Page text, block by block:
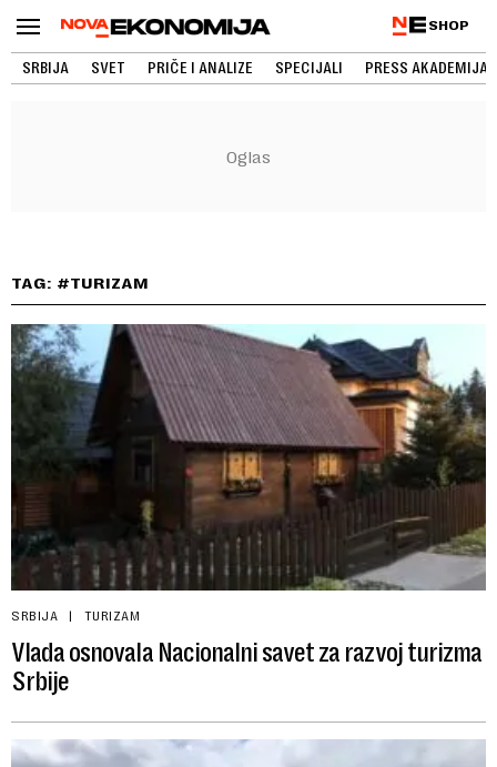
SHOP
SRBIJA SVET PRIČE I ANALIZE SPECIJALI PRESS AKADEMIJA
TAG: #TURIZAM
SRBIJA TURIZAM
Vlada osnovala Nacionalni savet za razvoj turizma
Srbije